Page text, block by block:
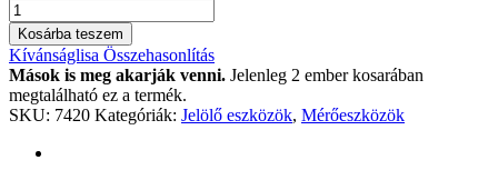
Kosárba teszem
Kívánságlisa Összehasonlítás
Mások is meg akarják venni. Jelenleg 2 ember kosarában
megtalálható ez a termék.
SKU: 7420 Kategóriák: Jelölő eszközök, Mérőeszközök